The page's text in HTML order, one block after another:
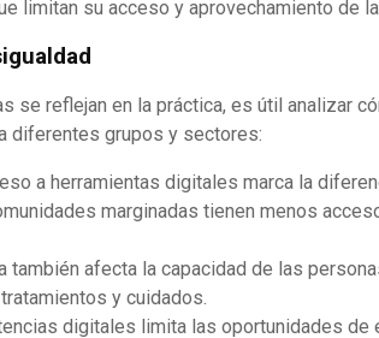
limitan su acceso y aprovechamiento de
se reflejan en la práctica, es útil analizar
diferentes grupos y sectores:
a herramientas digitales marca la
marginadas tienen menos
también afecta la capacidad de las
y cuidados.
digitales limita las oportunidades de